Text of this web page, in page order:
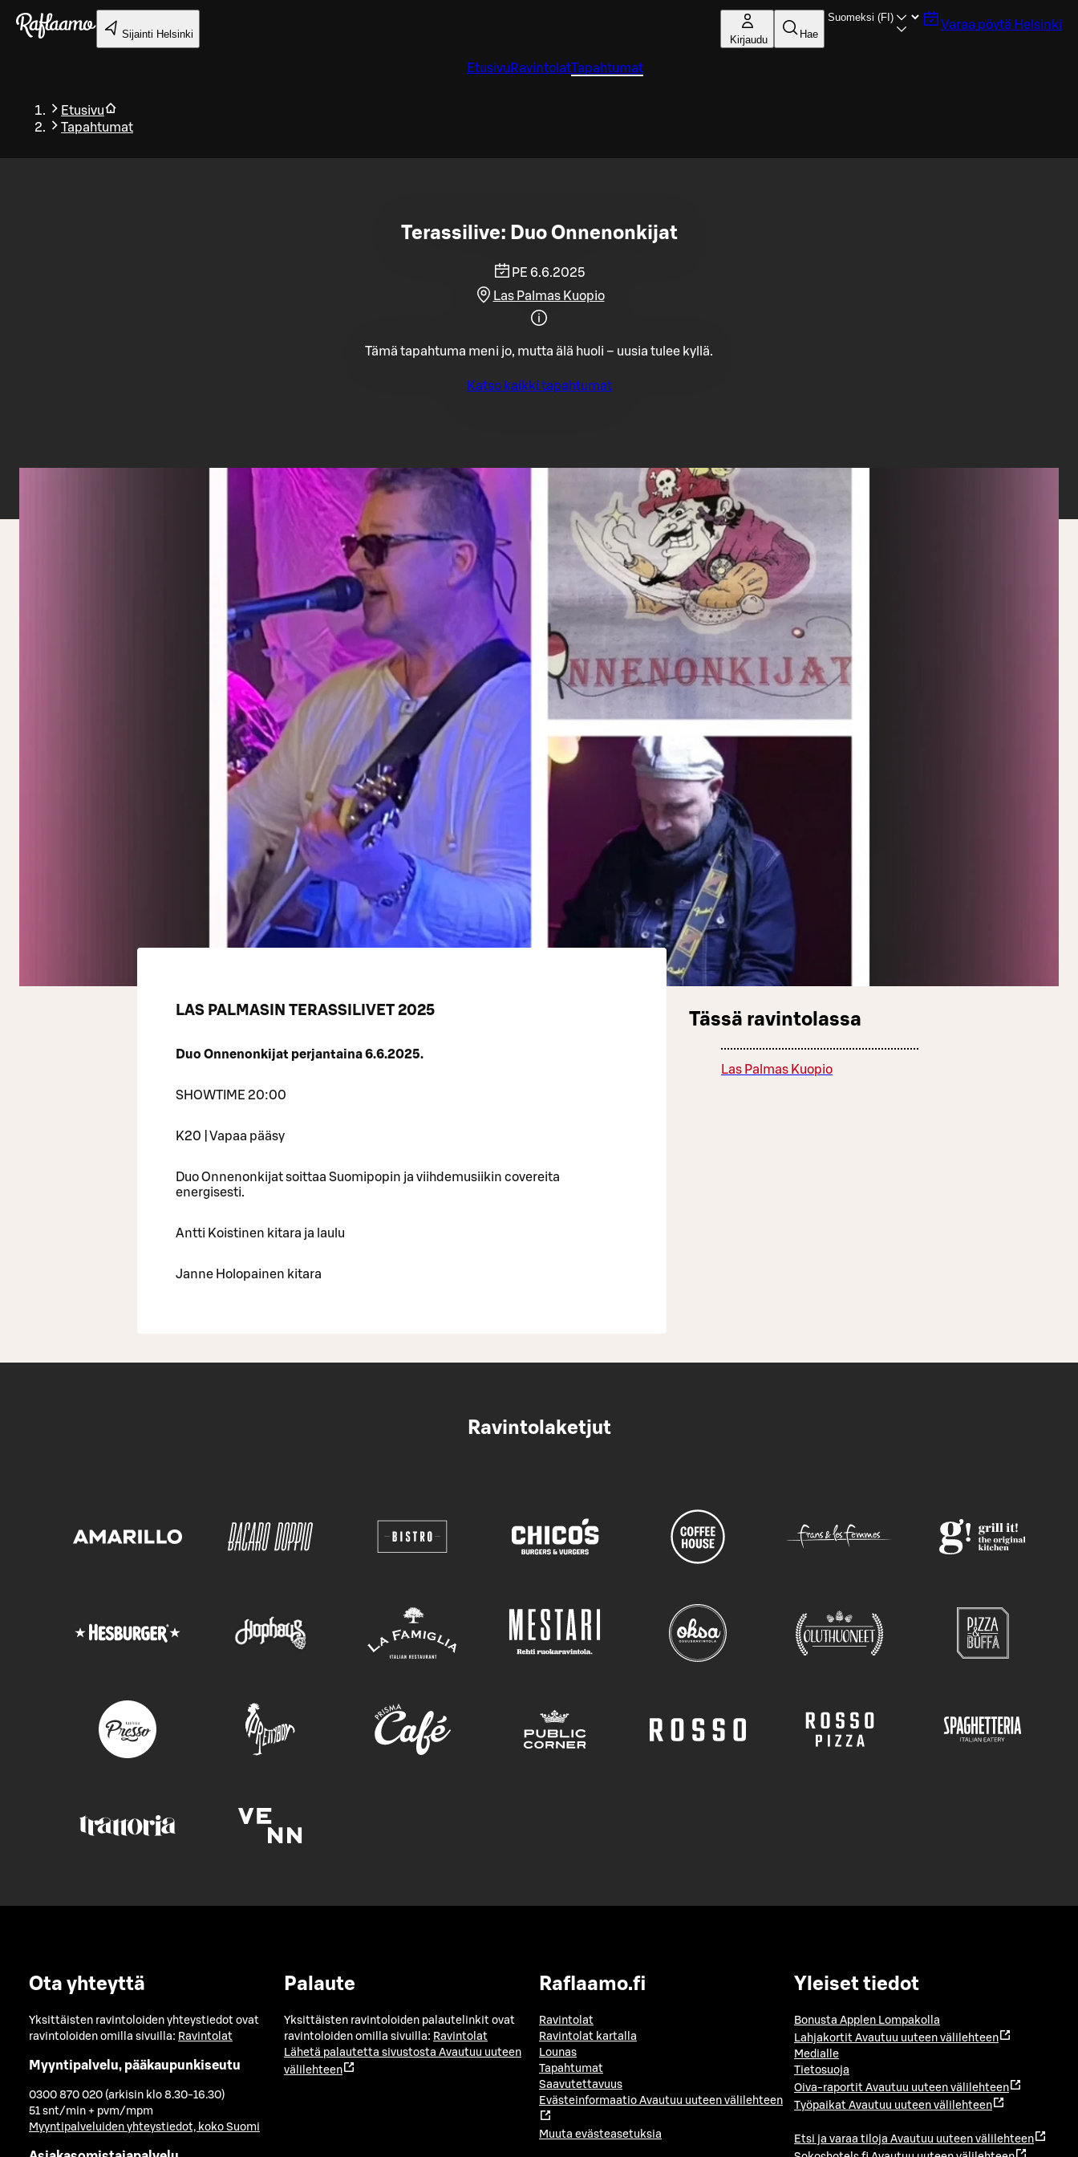
Siirry pääsisältöön
Sijainti Helsinki Kirjaudu Hae
Varaa pöytä Helsinki
Etusivu RavintolatTapahtumat
Etusivu
Tapahtumat
Takaisin
Terassilive: Duo Onnenonkijat
PE 6.6.2025
Las Palmas Kuopio
Tämä tapahtuma meni jo, mutta älä huoli – uusia tulee kyllä.
Katso kaikki tapahtumat
LAS PALMASIN TERASSILIVET 2025
Duo Onnenonkijat perjantaina 6.6.2025.
SHOWTIME 20:00
K20 | Vapaa pääsy
Duo Onnenonkijat soittaa Suomipopin ja viihdemusiikin covereita
energisesti.
Antti Koistinen kitara ja laulu
Janne Holopainen kitara
Tässä ravintolassa
Las Palmas Kuopio
Ravintolaketjut
Ota yhteyttä
Yksittäisten ravintoloiden yhteystiedot ovat
ravintoloiden omilla sivuilla: Ravintolat
Myyntipalvelu, pääkaupunkiseutu
0300 870 020 (arkisin klo 8.30-16.30)
51 snt/min + pvm/mpm
Myyntipalveluiden yhteystiedot, koko Suomi
Palaute
Yksittäisten ravintoloiden palautelinkit ovat
ravintoloiden omilla sivuilla: Ravintolat
Lähetä palautetta sivustosta Avautuu uuteen
välilehteen
Raflaamo.fi
Ravintolat
Ravintolat kartalla
Lounas
Tapahtumat
Saavutettavuus
Evästeinformaatio Avautuu uuteen välilehteen
Muuta evästeasetuksia
Yleiset tiedot
Bonusta Applen Lompakolla
Lahjakortit Avautuu uuteen välilehteen
Medialle
Tietosuoja
Oiva-raportit Avautuu uuteen välilehteen
Työpaikat Avautuu uuteen välilehteen
Etsi ja varaa tiloja Avautuu uuteen välilehteen